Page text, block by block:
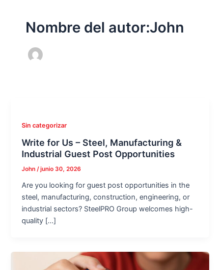
Nombre del autor:John
Sin categorizar
Write for Us – Steel, Manufacturing &
Industrial Guest Post Opportunities
John/junio 30, 2026
Are you looking for guest post opportunities in the
steel, manufacturing, construction, engineering, or
industrial sectors? SteelPRO Group welcomes high-
quality […]